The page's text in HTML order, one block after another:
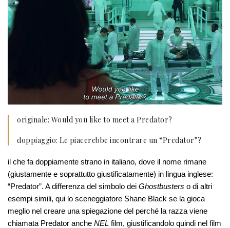
originale: Would you like to meet a Predator?
doppiaggio: Le piacerebbe incontrare un “Predator”?
il che fa doppiamente strano in italiano, dove il nome rimane
(giustamente e soprattutto giustificatamente) in lingua inglese:
“Predator”. A differenza del simbolo dei Ghostbusters o di altri
esempi simili, qui lo sceneggiatore Shane Black se la gioca
meglio nel creare una spiegazione del perché la razza viene
chiamata Predator anche NEL film, giustificandolo quindi nel film